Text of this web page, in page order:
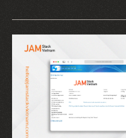
đầu". Trong đó, việc
ứng dụng sản phẩm số
chính là những lý do
chưa lựa chọn được sản